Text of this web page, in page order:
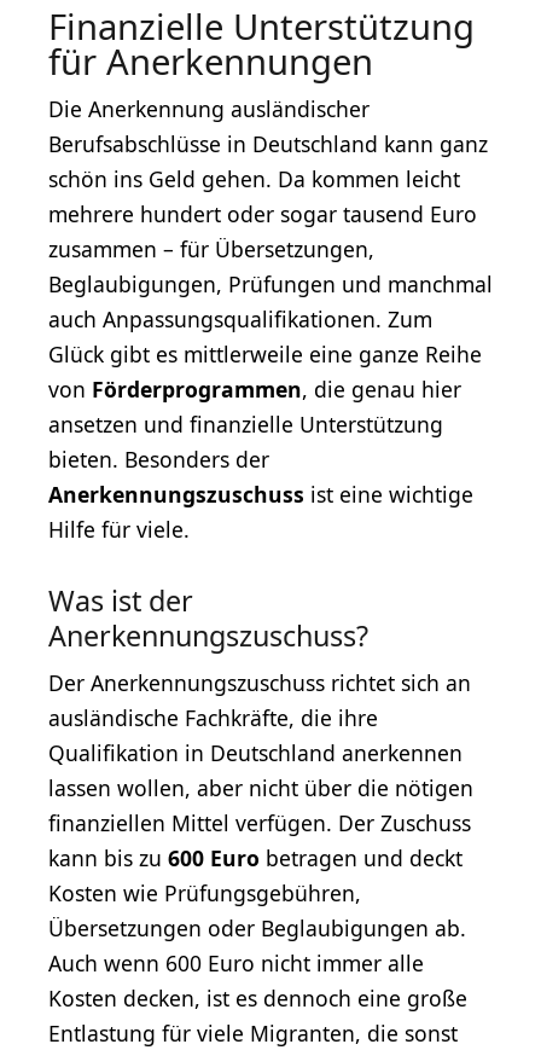
Finanzielle Unterstützung
für Anerkennungen
Die Anerkennung ausländischer
Berufsabschlüsse in Deutschland kann ganz
schön ins Geld gehen. Da kommen leicht
mehrere hundert oder sogar tausend Euro
zusammen – für Übersetzungen,
Beglaubigungen, Prüfungen und manchmal
auch Anpassungsqualifikationen. Zum
Glück gibt es mittlerweile eine ganze Reihe
von Förderprogrammen, die genau hier
ansetzen und finanzielle Unterstützung
bieten. Besonders der
Anerkennungszuschuss ist eine wichtige
Hilfe für viele.
Was ist der
Anerkennungszuschuss?
Der Anerkennungszuschuss richtet sich an
ausländische Fachkräfte, die ihre
Qualifikation in Deutschland anerkennen
lassen wollen, aber nicht über die nötigen
finanziellen Mittel verfügen. Der Zuschuss
kann bis zu 600 Euro betragen und deckt
Kosten wie Prüfungsgebühren,
Übersetzungen oder Beglaubigungen ab.
Auch wenn 600 Euro nicht immer alle
Kosten decken, ist es dennoch eine große
Entlastung für viele Migranten, die sonst